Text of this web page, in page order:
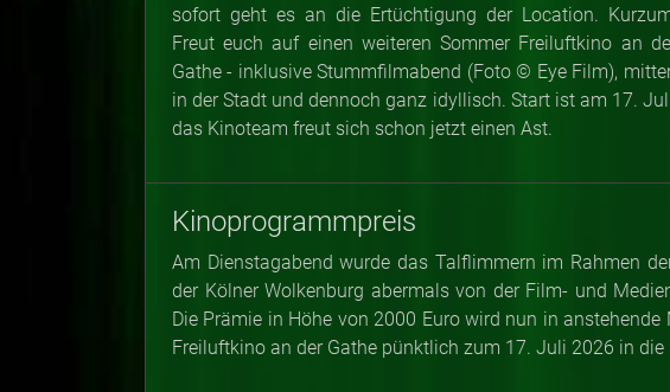
sofort geht es an die Ertüchtigung der Location.
Freut euch auf einen weiteren Sommer Freiluftkino an
Gathe - inklusive Stummfilmabend (Foto © Eye Film),
in der Stadt und dennoch ganz idyllisch. Start ist am 17.
das Kinoteam freut sich schon jetzt einen Ast.
Kinoprogrammpreis
Am Dienstagabend wurde das Talflimmern im Rahmen
der Kölner Wolkenburg abermals von der Film- und
Die Prämie in Höhe von 2000 Euro wird nun in
Freiluftkino an der Gathe pünktlich zum 17. Juli 2026 in